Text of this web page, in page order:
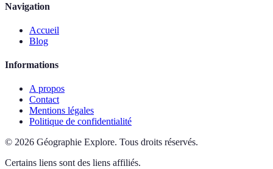
Navigation
Accueil
Blog
Informations
A propos
Contact
Mentions légales
Politique de confidentialité
© 2026 Géographie Explore. Tous droits réservés.
Certains liens sont des liens affiliés.